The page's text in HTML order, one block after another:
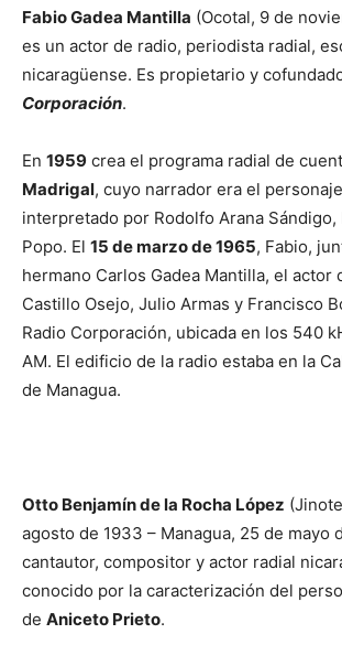
Fabio Gadea Mantilla (Ocotal, 9 de
es un actor de radio, periodista radial,
nicaragüense. Es propietario y
Corporación.
En 1959 crea el programa radial de
Madrigal, cuyo narrador era el
interpretado por Rodolfo Arana Sándigo,
Popo. El 15 de marzo de 1965, Fabio,
hermano Carlos Gadea Mantilla, el actor
Castillo Osejo, Julio Armas y Francisco
Radio Corporación, ubicada en los 540
AM. El edificio de la radio estaba en la
de Managua.
Otto Benjamín de la Rocha López
agosto de 1933 – Managua, 25 de mayo
cantautor, compositor y actor radial
conocido por la caracterización del
de Aniceto Prieto.